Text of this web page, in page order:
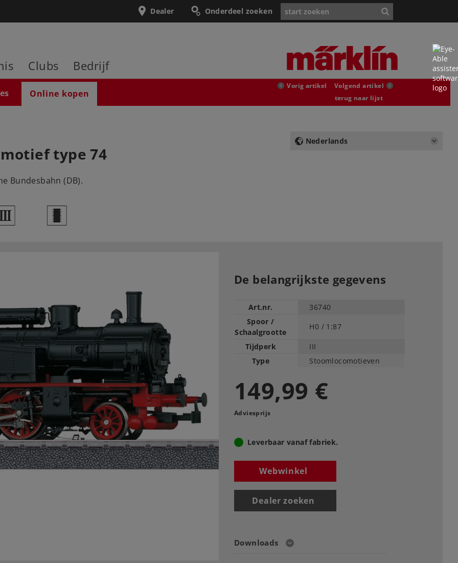
Onderdeel zoeken
Dealer
Clubs Bedrijf
Online kopen
Vorig artikel
Volgend artikel
terug naar lijst
Nederlands
type 74
Bundesbahn (DB).
b
De belangrijkste gegevens
Art.nr.
36740
Spoor /
Schaalgrootte
H0 / 1:87
Tijdperk
III
Type
Stoomlocomotieven
149,99 €
Adviesprijs
Leverbaar vanaf fabriek.
Webwinkel
Dealer zoeken
Downloads